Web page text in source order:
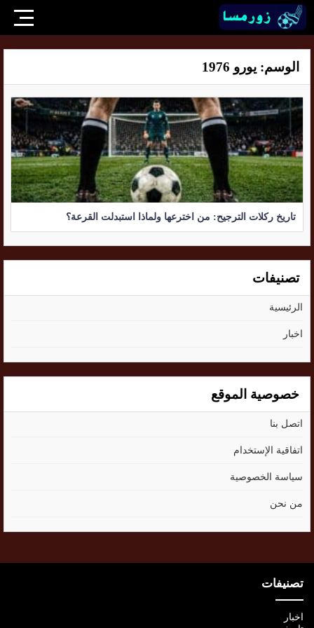
الوسم: يورو 1976
تاريخ ركلات الترجيح: من اخترعها ولماذا استبدلت القرعة؟
تصنيفات
الرئيسية
اخبار
خصوصية الموقع
اتصل بنا
اتفاقية الإستخدام
سياسة الخصوصية
من نحن
تصنيفات
اخبار